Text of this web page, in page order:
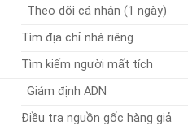
Theo dõi cá nhân (1 ngày)
Tìm địa chỉ nhà riêng
Tìm kiếm người mất tích
Giám định ADN
Điều tra nguồn gốc hàng giả